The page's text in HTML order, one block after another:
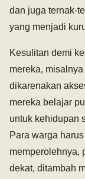
dan juga ternak-
yang menjadi
Kesulitan demi
mereka,
dikarenakan
mereka belajar
untuk kehidupan
Para warga
memperolehnya,
dekat, ditambah